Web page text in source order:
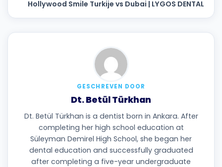
Hollywood Smile Turkije vs Dubai | LYGOS DENTAL
GESCHREVEN DOOR
Dt. Betül Türkhan
Dt. Betül Türkhan is a dentist born in Ankara. After
completing her high school education at
Süleyman Demirel High School, she began her
dental education and successfully graduated
after completing a five-year undergraduate